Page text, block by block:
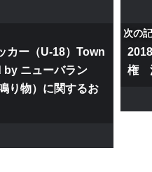
カー（U-18）Town
ニューバラン
り物）に関するお
次の
権